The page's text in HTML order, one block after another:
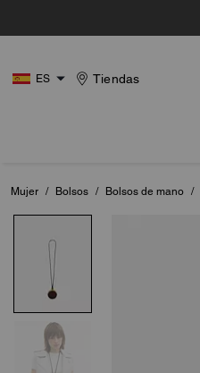
ES Tiendas
Mujer / Bolsos / Bolsos de mano /